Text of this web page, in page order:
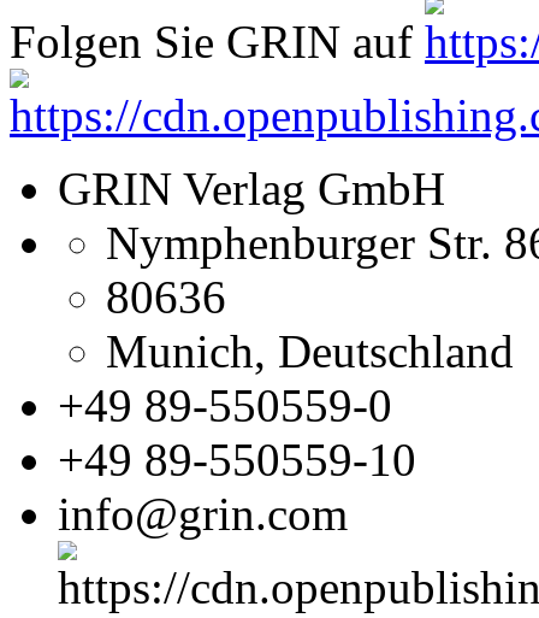
Folgen Sie GRIN auf
GRIN Verlag GmbH
Nymphenburger Str.
80636
Munich, Deutschland
+49 89-550559-0
+49 89-550559-10
info@grin.com